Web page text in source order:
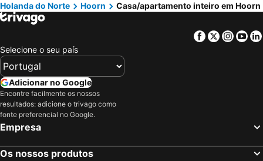
Holanda do Norte
Hoorn Casa/apartamento inteiro em Hoorn
Facebook
Twitter
Selecione o seu país
Adicionar no Google
Encontre facilmente os nossos
resultados: adicione o trivago como
fonte preferencial no Google.
Empresa
Os nossos produtos